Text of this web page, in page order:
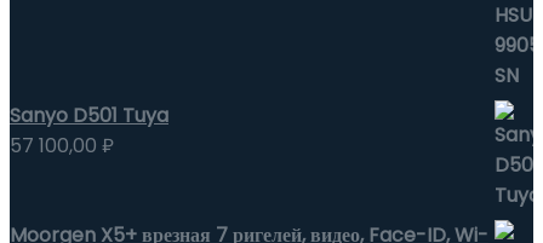
Sanyo D501 Tuya
57 100,00 ₽
Moorgen X5+ врезная 7 ригелей, видео, Face-ID, Wi-